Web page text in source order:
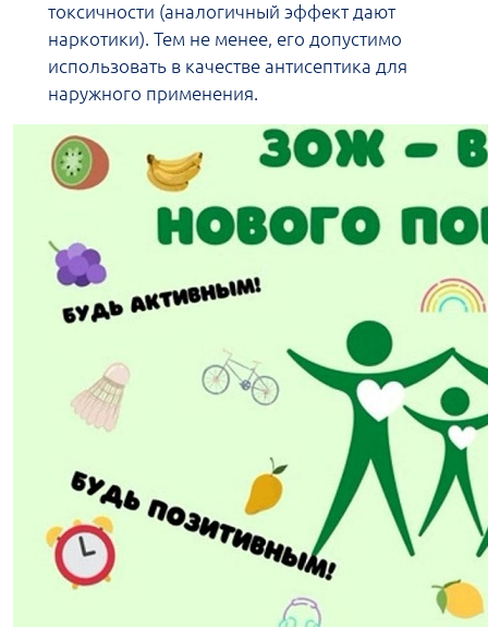
токсичности (аналогичный эффект дают
наркотики). Тем не менее, его допустимо
использовать в качестве антисептика для
наружного применения.